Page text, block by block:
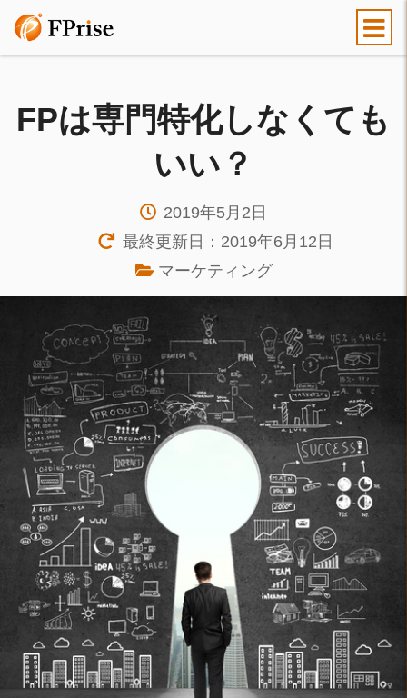
FPは専門特化しなくても
いい？
2019年5月2日
最終更新日：2019年6月12日
マーケティング